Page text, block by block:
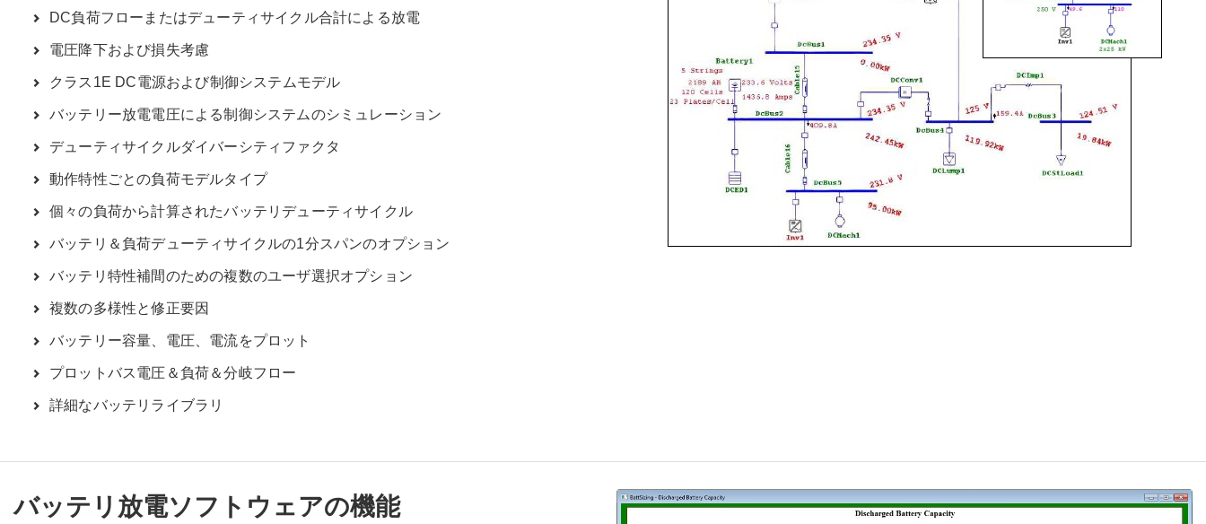
DC負荷フローまたはデューティサイクル合計による放電
電圧降下および損失考慮
クラス1E DC電源および制御システムモデル
バッテリー放電電圧による制御システムのシミュレーション
デューティサイクルダイバーシティファクタ
動作特性ごとの負荷モデルタイプ
個々の負荷から計算されたバッテリデューティサイクル
バッテリ＆負荷デューティサイクルの1分スパンのオプション
バッテリ特性補間のための複数のユーザ選択オプション
複数の多様性と修正要因
バッテリー容量、電圧、電流をプロット
プロットバス電圧＆負荷＆分岐フロー
詳細なバッテリライブラリ
バッテリ放電ソフトウェアの機能